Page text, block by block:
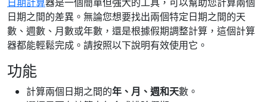
日期之間的差異。無論您想要找出兩個特定日期之間的天
數、週數、月數或年數，還是根據假期調整計算，這個計算
器都能輕鬆完成。請按照以下說明有效使用它。
功能
計算兩個日期之間的年、月、週和天數。